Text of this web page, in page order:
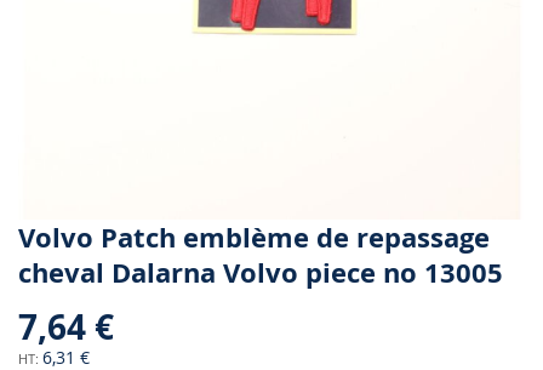
Skip
to
the
of
the
Volvo Patch emblème de repassage
cheval Dalarna Volvo piece no 13005
7,64 €
6,31 €